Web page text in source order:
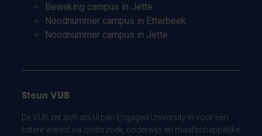
Bewaking campus in Jette
Noodnummer campus in Etterbeek
Noodnummer campus in Jette
Steun VUB
De VUB zet zich als Urban Engaged University in voor een
betere wereld via onderzoek, onderwijs en maatschappelijke